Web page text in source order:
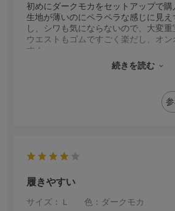
初めにダークモカをセットアップで購
生地が薄いのにペラペラな感じに見
し、シワも気にならないので、大変重
ウエストもゴムですごく楽だし、オン
す！
オフィスでも浮かないし、ラクチンな
ンをかければ、その後、何回洗濯し
ず、アイロン入らずで着用できます。
とってもオススメです！
続きを読む
履きやすい
サイズ：Ｌ
色：ダークモカ